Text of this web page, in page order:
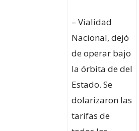
– Vialidad
Nacional, dejó
de operar bajo
la órbita de del
Estado. Se
dolarizaron las
tarifas de